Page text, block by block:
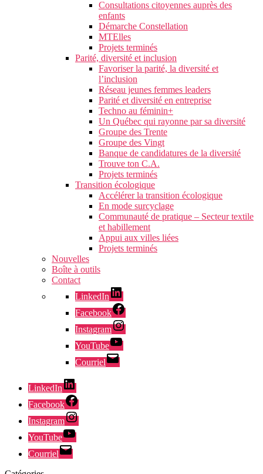
Consultations citoyennes auprès des
enfants
Démarche Constellation
MTElles
Projets terminés
Parité, diversité et inclusion
Favoriser la parité, la diversité et
l’inclusion
Réseau jeunes femmes leaders
Parité et diversité en entreprise
Techno au féminin+
Un Québec qui rayonne par sa diversité
Groupe des Trente
Groupe des Vingt
Banque de candidatures de la diversité
Trouve ton C.A.
Projets terminés
Transition écologique
Accélérer la transition écologique
En mode surcyclage
Communauté de pratique – Secteur textile
et habillement
Appui aux villes liées
Projets terminés
Nouvelles
Boîte à outils
Contact
LinkedIn
Facebook
Instagram
YouTube
Courriel
LinkedIn
Facebook
Instagram
YouTube
Courriel